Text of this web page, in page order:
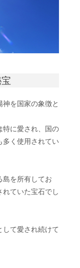
を国家の象徴と
特に愛され、国の
多く使用されてい
島を所有してお
れていた宝石でし
て愛され続けて